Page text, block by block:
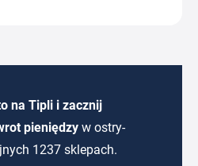
na Tipli i zacznij
pieniędzy w ostry-
1237 sklepach.